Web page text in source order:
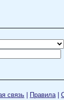
самом начале
связь Правила|